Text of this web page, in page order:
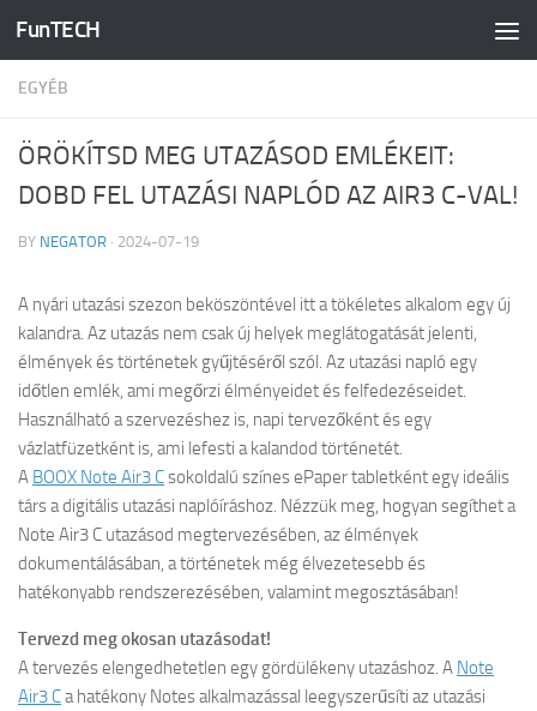
Skip to content
FunTECH
EGYÉB
ÖRÖKÍTSD MEG UTAZÁSOD EMLÉKEIT:
DOBD FEL UTAZÁSI NAPLÓD AZ AIR3 C-VAL!
BY NEGATOR · 2024-07-19
A nyári utazási szezon beköszöntével itt a tökéletes alkalom egy új
kalandra. Az utazás nem csak új helyek meglátogatását jelenti,
élmények és történetek gyűjtéséről szól. Az utazási napló egy
időtlen emlék, ami megőrzi élményeidet és felfedezéseidet.
Használható a szervezéshez is, napi tervezőként és egy
vázlatfüzetként is, ami lefesti a kalandod történetét.
A BOOX Note Air3 Csokoldalú színes ePaper tabletként egy ideális
társ a digitális utazási naplóíráshoz. Nézzük meg, hogyan segíthet a
Note Air3 C utazásod megtervezésében, az élmények
dokumentálásában, a történetek még élvezetesebb és
hatékonyabb rendszerezésében, valamint megosztásában!
Tervezd meg okosan utazásodat!
A tervezés elengedhetetlen egy gördülékeny utazáshoz. A Note
Air3 Ca hatékony Notes alkalmazással leegyszerűsíti az utazási